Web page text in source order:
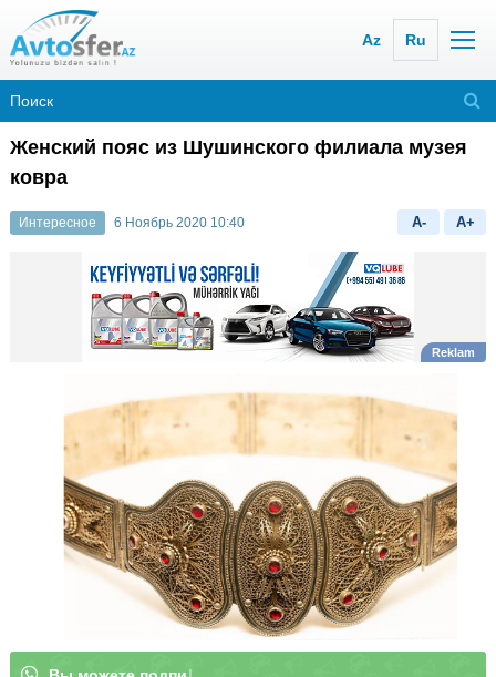
Az Ru
Женский пояс из Шушинского филиала музея
ковра
Интересное 6 Ноябрь 2020 10:40 A- A+